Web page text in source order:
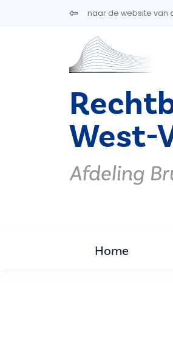
Overslaan en naar de inhoud gaan
naar de website van
West-
Afdeling
Home